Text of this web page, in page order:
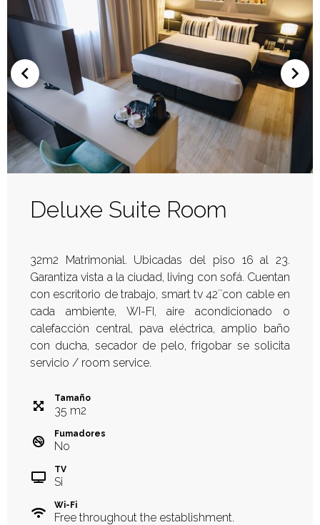
Deluxe Suite Room
32m2 Matrimonial. Ubicadas del piso 16 al 23.
Garantiza vista a la ciudad, living con sofá. Cuentan
con escritorio de trabajo, smart tv 42´´con cable en
cada ambiente, WI-FI, aire acondicionado o
calefacción central, pava eléctrica, amplio baño
con ducha, secador de pelo, frigobar se solicita
servicio / room service.
Tamaño
35 m2
Fumadores
No
TV
Si
Wi-Fi
Free throughout the establishment.